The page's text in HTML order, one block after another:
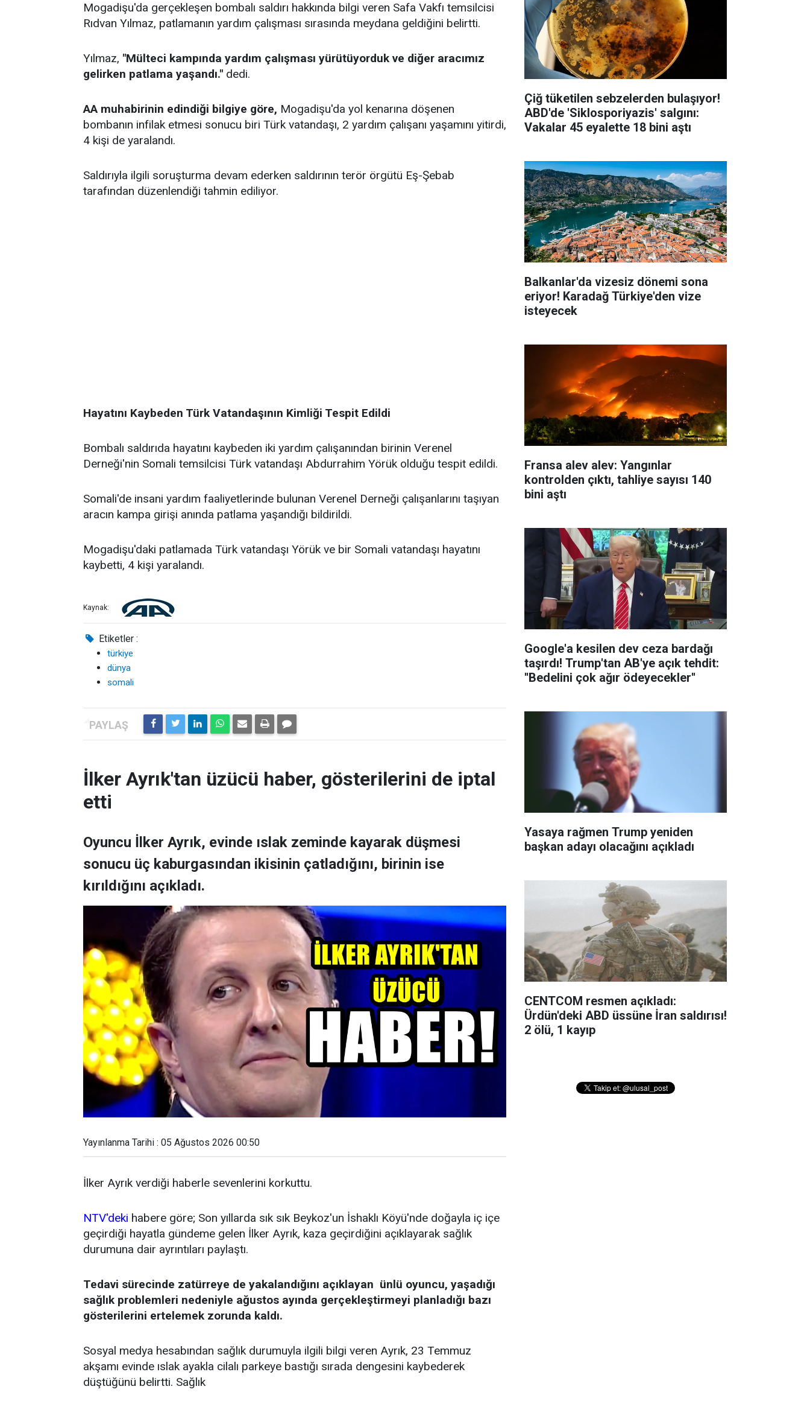
Mogadişu'da gerçekleşen bombalı saldırı hakkında bilgi veren Safa Vakfı temsilcisi
Rıdvan Yılmaz, patlamanın yardım çalışması sırasında meydana geldiğini belirtti.
Yılmaz, "Mülteci kampında yardım çalışması yürütüyorduk ve diğer aracımız
gelirken patlama yaşandı." dedi.
AA muhabirinin edindiği bilgiye göre, Mogadişu'da yol kenarına döşenen
bombanın infilak etmesi sonucu biri Türk vatandaşı, 2 yardım çalışanı yaşamını yitirdi,
4 kişi de yaralandı.
Saldırıyla ilgili soruşturma devam ederken saldırının terör örgütü Eş-Şebab
tarafından düzenlendiği tahmin ediliyor.
Hayatını Kaybeden Türk Vatandaşının Kimliği Tespit Edildi
Bombalı saldırıda hayatını kaybeden iki yardım çalışanından birinin Verenel
Derneği'nin Somali temsilcisi Türk vatandaşı Abdurrahim Yörük olduğu tespit edildi.
Somali'de insani yardım faaliyetlerinde bulunan Verenel Derneği çalışanlarını taşıyan
aracın kampa girişi anında patlama yaşandığı bildirildi.
Mogadişu'daki patlamada Türk vatandaşı Yörük ve bir Somali vatandaşı hayatını
kaybetti, 4 kişi yaralandı.
Kaynak:
Etiketler :
türkiye
dünya
somali
İlker Ayrık'tan üzücü haber, gösterilerini de iptal
etti
Oyuncu İlker Ayrık, evinde ıslak zeminde kayarak düşmesi
sonucu üç kaburgasından ikisinin çatladığını, birinin ise
kırıldığını açıkladı.
Yayınlanma Tarihi : 05 Ağustos 2026 00:50
İlker Ayrık verdiği haberle sevenlerini korkuttu.
NTV'deki habere göre; Son yıllarda sık sık Beykoz'un İshaklı Köyü'nde doğayla iç içe
geçirdiği hayatla gündeme gelen İlker Ayrık, kaza geçirdiğini açıklayarak sağlık
durumuna dair ayrıntıları paylaştı.
Tedavi sürecinde zatürreye de yakalandığını açıklayan ünlü oyuncu, yaşadığı
sağlık problemleri nedeniyle ağustos ayında gerçekleştirmeyi planladığı bazı
gösterilerini ertelemek zorunda kaldı.
Sosyal medya hesabından sağlık durumuyla ilgili bilgi veren Ayrık, 23 Temmuz
akşamı evinde ıslak ayakla cilalı parkeye bastığı sırada dengesini kaybederek
düştüğünü belirtti. Sağlık
Çiğ tüketilen sebzelerden bulaşıyor!
ABD'de 'Siklosporiyazis' salgını:
Vakalar 45 eyalette 18 bini aştı
Balkanlar'da vizesiz dönemi sona
eriyor! Karadağ Türkiye'den vize
isteyecek
Fransa alev alev: Yangınlar
kontrolden çıktı, tahliye sayısı 140
bini aştı
Google'a kesilen dev ceza bardağı
taşırdı! Trump'tan AB'ye açık tehdit:
''Bedelini çok ağır ödeyecekler''
Yasaya rağmen Trump yeniden
başkan adayı olacağını açıkladı
CENTCOM resmen açıkladı:
Ürdün'deki ABD üssüne İran saldırısı!
2 ölü, 1 kayıp